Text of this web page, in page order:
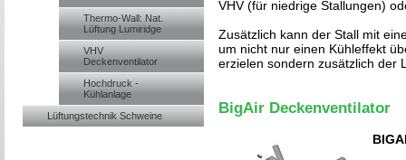
Thermo-Wall: Nat.
Lüftung Lumiridge
VHV
Deckenventilator
Hochdruck -
Kühlanlage
Lüftungstechnik Schweine
VHV (für niedrige Stallungen)
Zusätzlich kann der Stall mit
um nicht nur einen Kühleffekt
erzielen sondern zusätzlich der
BigAir Deckenventilator